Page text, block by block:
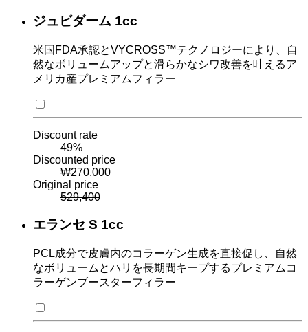
ジュビダーム 1cc
米国FDA承認とVYCROSS™テクノロジーにより、自
然なボリュームアップと滑らかなシワ改善を叶えるア
メリカ産プレミアムフィラー
Discount rate
49%
Discounted price
₩270,000
Original price
529,400
エランセ S 1cc
PCL成分で皮膚内のコラーゲン生成を直接促し、自然
なボリュームとハリを長期間キープするプレミアムコ
ラーゲンブースターフィラー